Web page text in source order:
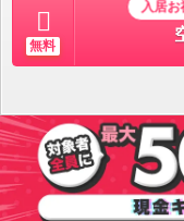
無料
入居お